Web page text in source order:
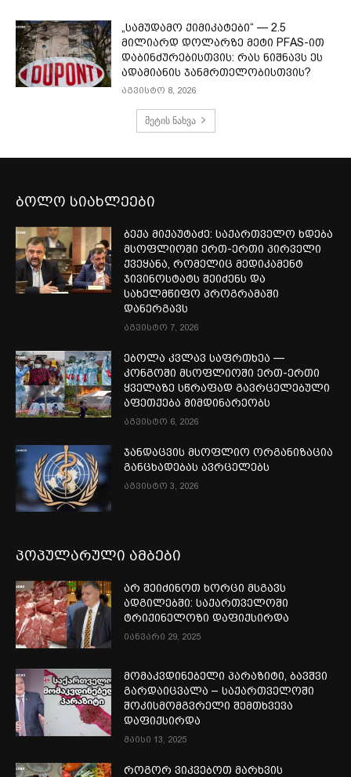
„სამუდამო ქიმიკატები“ — 2.5
მილიარდ დოლარზე მეტი PFAS-ით
დაბინძურებისთვის: რას ნიშნავს ეს
ადამიანის ჯანმრთელობისთვის?
აგვისტო 8, 2026
მეტის ნახვა
ბოლო სიახლეები
ბექა მიქაუტაძე: საქართველო ხდება
მსოფლიოში ერთ-ერთი პირველი
ქვეყანა, რომელიც მედიკამენტ
ჯივინოსტატს შეიძენს და
სახელმწიფო პროგრამაში
დანერგავს
აგვისტო 7, 2026
ებოლა კვლავ საფრთხეა —
კონგოში მსოფლიოში ერთ-ერთი
ყველაზე სწრაფად გავრცელებული
აფეთქება მიმდინარეობს
აგვისტო 6, 2026
ჯანდაცვის მსოფლიო ორგანიზაცია
განცხადებას ავრცელებს
აგვისტო 3, 2026
პოპულარული ამბები
არ შეიძინოთ ხორცი მსგავს
ადგილებში: საქართველოში
ტრიქინელოზი დაფიქსირდა
იანვარი 29, 2025
მომაკვდინებელი პარაზიტი, ბავშვი
გარდაიცვალა – საქართველოში
შოკისმომგვრელი შემთხვევა
დაფიქსირდა
მაისი 13, 2025
როგორ ვიკვებოთ მარხვის